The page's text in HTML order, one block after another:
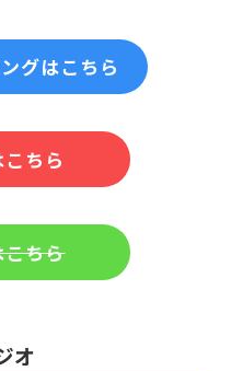
グはこちら
ちら
ちら
オ